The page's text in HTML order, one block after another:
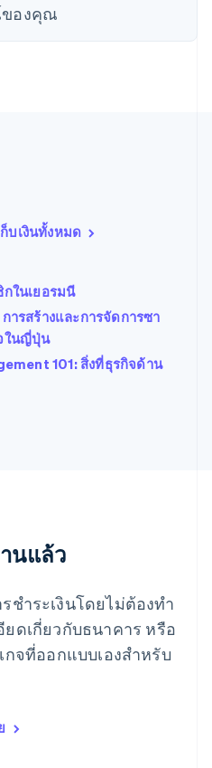
ของคุณ
บเงินทั้งหมด
ในเยอรมนี
ารสร้างและการจัดการซา
ในญี่ปุ่น
101: สิ่งที่ธุรกิจด้าน
นแล้ว
ชำระเงินโดยไม่ต้องทำ
ดเกี่ยวกับธนาคาร หรือ
กจที่ออกแบบเองสำหรับ